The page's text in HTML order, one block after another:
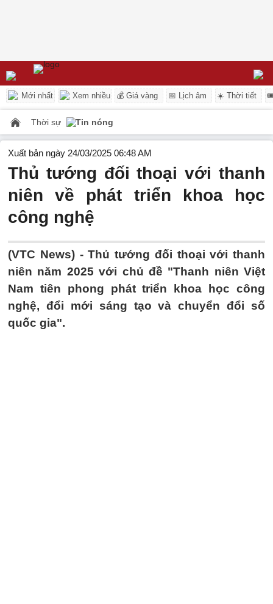
Mới nhất Xem nhiều 💰 Giá vàng 📅 Lịch âm ☀️ Thời tiết
Thời sự Tin nóng
Xuất bản ngày 24/03/2025 06:48 AM
Thủ tướng đối thoại với thanh
niên về phát triển khoa học
công nghệ
(VTC News) -Thủ tướng đối thoại với thanh
niên năm 2025 với chủ đề "Thanh niên Việt
Nam tiên phong phát triển khoa học công
nghệ, đổi mới sáng tạo và chuyển đổi số
quốc gia".